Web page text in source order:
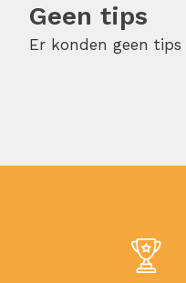
Geen tips
Er konden geen